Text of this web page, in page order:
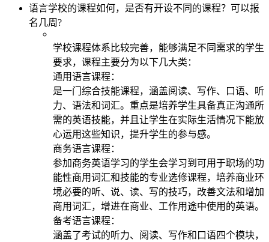
语言学校的课程如何，是否有开设不同的课程？可以报
名几周?
学校课程体系比较完善，能够满足不同需求的学生
要求，课程主要分为以下几大类：
通用语言课程：
是一门综合技能课程，涵盖阅读、写作、口语、听
力、语法和词汇。重点是培养学生具备真正沟通所
需的英语技能，并且让学生在实际生活情况下能放
心运用这些知识，提升学生的参与感。
商务语言课程：
参加商务英语学习的学生会学习到可用于职场的功
能性商用词汇和技能的专业选修课程，培养商业环
境必要的听、说、读、写的技巧，改善文法和增加
商用词汇，增进在商业、工作用途中使用的英语。
备考语言课程：
涵盖了考试的听力、阅读、写作和口语四个模块，